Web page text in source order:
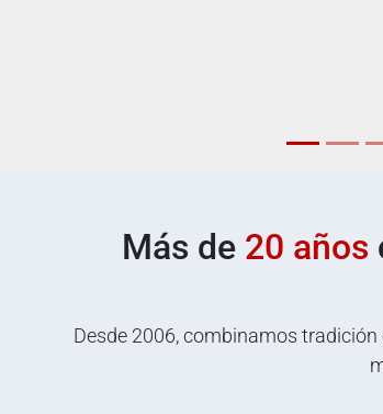
Más de 20 años
Desde 2006, combinamos